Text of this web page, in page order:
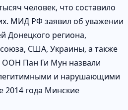
человек, что составило
МИД РФ заявил об уважении
Донецкого региона,
США, Украины, а также
ООН Пан Ги Мун назвали
и нарушающими
2014 года Минские